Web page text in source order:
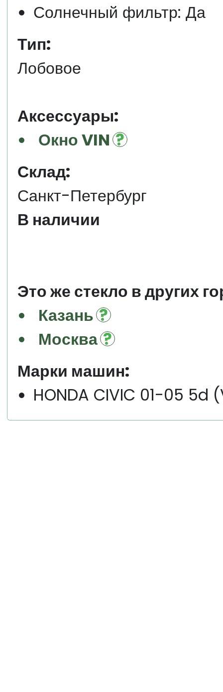
Солнечный фильтр: Да
Тип:
Лобовое
Аксессуары:
Окно VIN
Склад:
Санкт-Петербург
В наличии
Это же стекло в других
Казань
Москва
Марки машин:
HONDA CIVIC 01-05 5d